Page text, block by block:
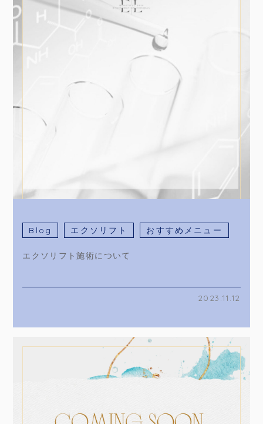
Blog エクソリフト おすすめメニュー
エクソリフト施術について
2023.11.12